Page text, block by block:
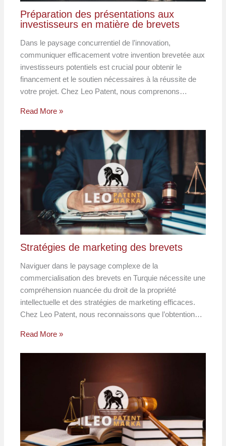
Préparation des présentations aux
investisseurs en matière de brevets
Dans le paysage concurrentiel de l’innovation,
communiquer efficacement votre invention brevetée aux
investisseurs potentiels est crucial pour obtenir le
financement et le soutien nécessaires à la réussite de
votre projet. Chez Leo Patent, nous comprenons…
Read More »
Stratégies de marketing des brevets
Naviguer dans le paysage complexe de la
commercialisation des brevets en Turquie nécessite une
compréhension nuancée du droit de la propriété
intellectuelle et des stratégies de marketing efficaces.
Chez Leo Patent, nous reconnaissons que l’obtention…
Read More »